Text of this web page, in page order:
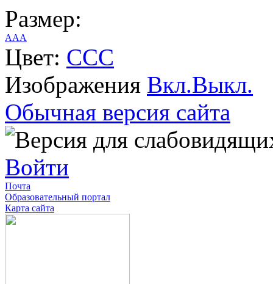
Размер:
AAA
Цвет: CCC
Изображения Вкл.Выкл.
Обычная версия сайта
Войти
Почта
Образовательный портал
Карта сайта